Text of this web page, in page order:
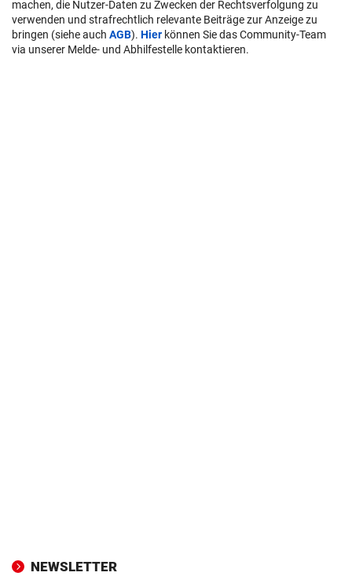
machen, die Nutzer-Daten zu Zwecken der Rechtsverfolgung zu
verwenden und strafrechtlich relevante Beiträge zur Anzeige zu
bringen (siehe auch AGB). Hier können Sie das Community-Team
via unserer Melde- und Abhilfestelle kontaktieren.
NEWSLETTER